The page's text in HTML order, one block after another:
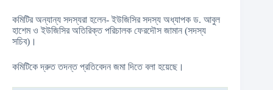
কমিটির অন্যান্য সদস্যরা হলেন- ইউজিসির সদস্য অধ্যাপক ড. আবুল
হাশেম ও ইউজিসির অতিরিক্ত পরিচালক ফেরদৌস জামান (সদস্য
সচিব)।
কমিটিকে দ্রুত তদন্ত প্রতিবেদন জমা দিতে বলা হয়েছে।